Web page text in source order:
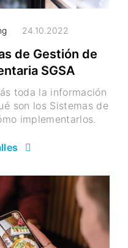
24.10.2022
de Gestión de
SGSA
toda la información
son los Sistemas de
implementarlos.